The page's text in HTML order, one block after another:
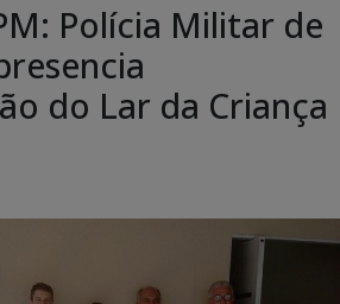
Polícia Militar de
do Lar da Criança